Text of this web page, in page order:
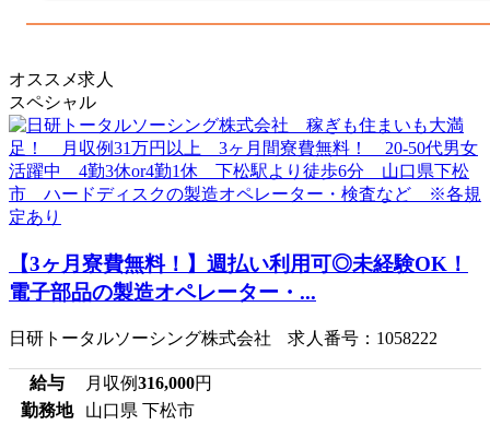
オススメ求人
スペシャル
【3ヶ月寮費無料！】週払い利用可◎未経験OK！
電子部品の製造オペレーター・...
日研トータルソーシング株式会社 求人番号：1058222
給与 月収例316,000円
勤務地
山口県 下松市